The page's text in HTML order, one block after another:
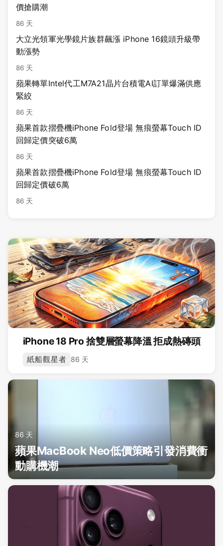
價搶購潮
86 天
大立光領軍光學鏡片族群飆漲 iPhone 16鏡頭升級帶
動漲勢
86 天
蘋果轉單Intel代工M7A21晶片台積電AI訂單爆滿供應
緊絞
86 天
蘋果首款摺疊機iPhone Fold登場 無痕螢幕Touch ID
回歸定價突破6萬
86 天
蘋果首款摺疊機iPhone Fold登場 無痕螢幕Touch ID
回歸定價破6萬
86 天
iPhone 18 Pro 捨雙層螢幕降溫 拒成熱磚頭
紙船觀星者 86 天
86 天
蘋果MacBook Neo低價策略引發消費衝
動購機潮